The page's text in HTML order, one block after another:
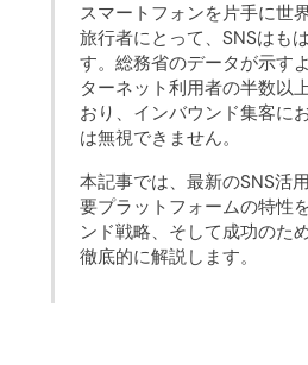
スマートフォンを片手に世
旅行者にとって、SNSはも
す。総務省のデータが示す
ターネット利用者の半数以
おり、インバウンド集客に
は無視できません。
本記事では、最新のSNS活
要プラットフォームの特性
ンド戦略、そして成功のた
徹底的に解説します。